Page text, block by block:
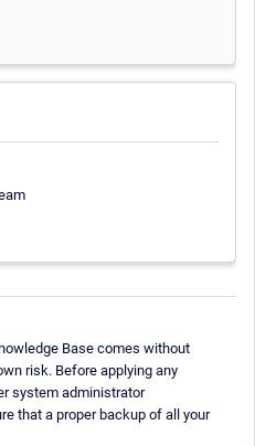
Base comes without
risk. Before applying any
system administrator
that a proper backup of all your